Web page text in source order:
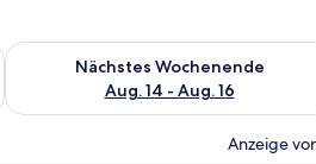
Aug. 7 - Aug. 9.
Nächstes Wochenende
Aug. 14 - Aug. 16
Überprüfe die Verfügbarkeit für
Anzeige